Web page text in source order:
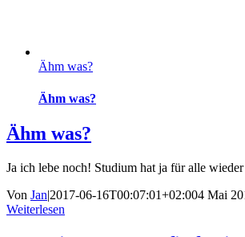
Ähm was?
Ähm was?
Ähm was?
Ja ich lebe noch! Studium hat ja für alle
Von Jan|2017-06-16T00:07:01+02:004 Mai
Weiterlesen